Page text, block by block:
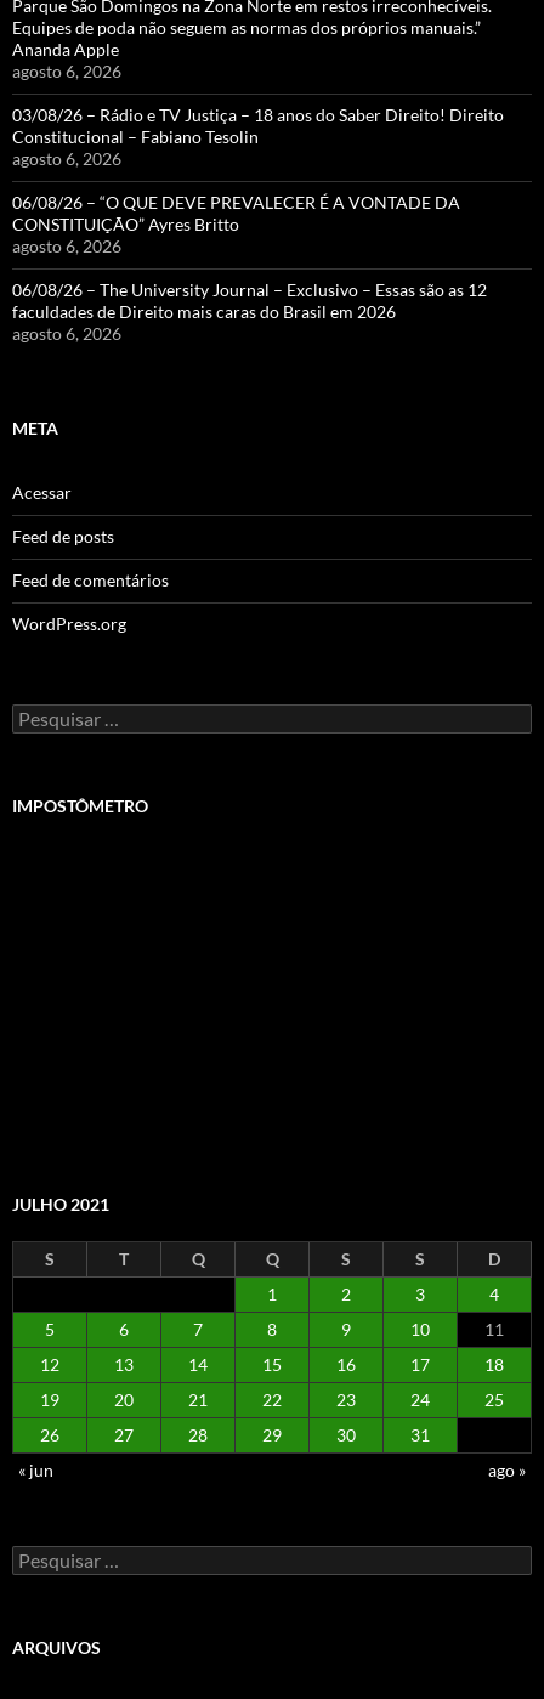
Parque São Domingos na Zona Norte em restos irreconhecíveis.
Equipes de poda não seguem as normas dos próprios manuais.”
Ananda Apple
agosto 6, 2026
03/08/26 – Rádio e TV Justiça – 18 anos do Saber Direito! Direito
Constitucional – Fabiano Tesolin
agosto 6, 2026
06/08/26 – “O QUE DEVE PREVALECER É A VONTADE DA
CONSTITUIÇÃO” Ayres Britto
agosto 6, 2026
06/08/26 – The University Journal – Exclusivo – Essas são as 12
faculdades de Direito mais caras do Brasil em 2026
agosto 6, 2026
META
Acessar
Feed de posts
Feed de comentários
WordPress.org
Pesquisar
por:
IMPOSTÔMETRO
JULHO 2021
S T Q Q S S
D
1
2 3
4
5
6 7 8 9 10
11
12
13 14 15 16 17
18
19
20 21 22 23 24
25
26
27 28 29 30
31
« jun
ago »
Pesquisar
por:
ARQUIVOS